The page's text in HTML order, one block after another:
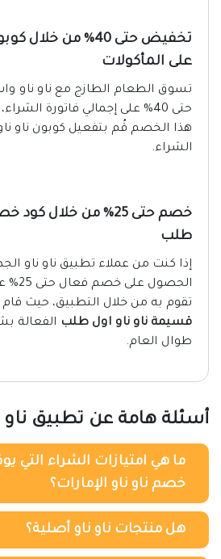
تخفيض حتى 40% من
على المأكولات
تسوق الطعام الطازج مع ناو ناو
حتى 40% على إجمالي فاتورة
هذا الخصم قُم بتفعيل كوبون ناو
الشراء.
خصم حتى 25% من خلال
طلب
إذا كنت من عملاء تطبيق ناو ناو
تقوم به من خلال التطبيق، حيث قام
قسيمة ناو ناو اول طلب الفعالة
طوال العام.
أسئلة هامة عن تطبيق ناو
ما هي امتيازات الشراء التي
خصم ناو ناو الإمارات؟
هل منتجات ناو ناو أصلية؟